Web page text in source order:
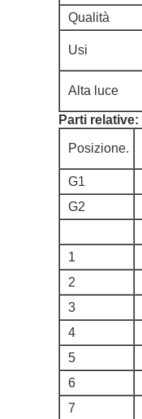
Qualità
Usi
Alta luce
Parti relative:
Posizione.
G1
G2
1
2
3
4
5
6
7